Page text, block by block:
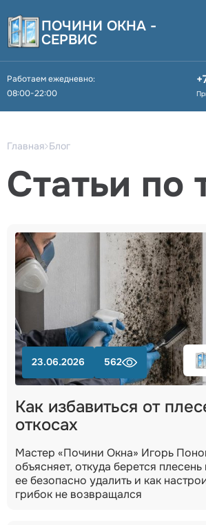
ПОЧИНИ ОКНА -
СЕРВИС
Работаем ежедневно:
08:00-22:00
Главная Блог
Статьи по
23.06.2026 562
Как избавиться от
откосах
Мастер «Почини Окна» Игорь
объясняет, откуда берется плесень
ее безопасно удалить и как
грибок не возвращался